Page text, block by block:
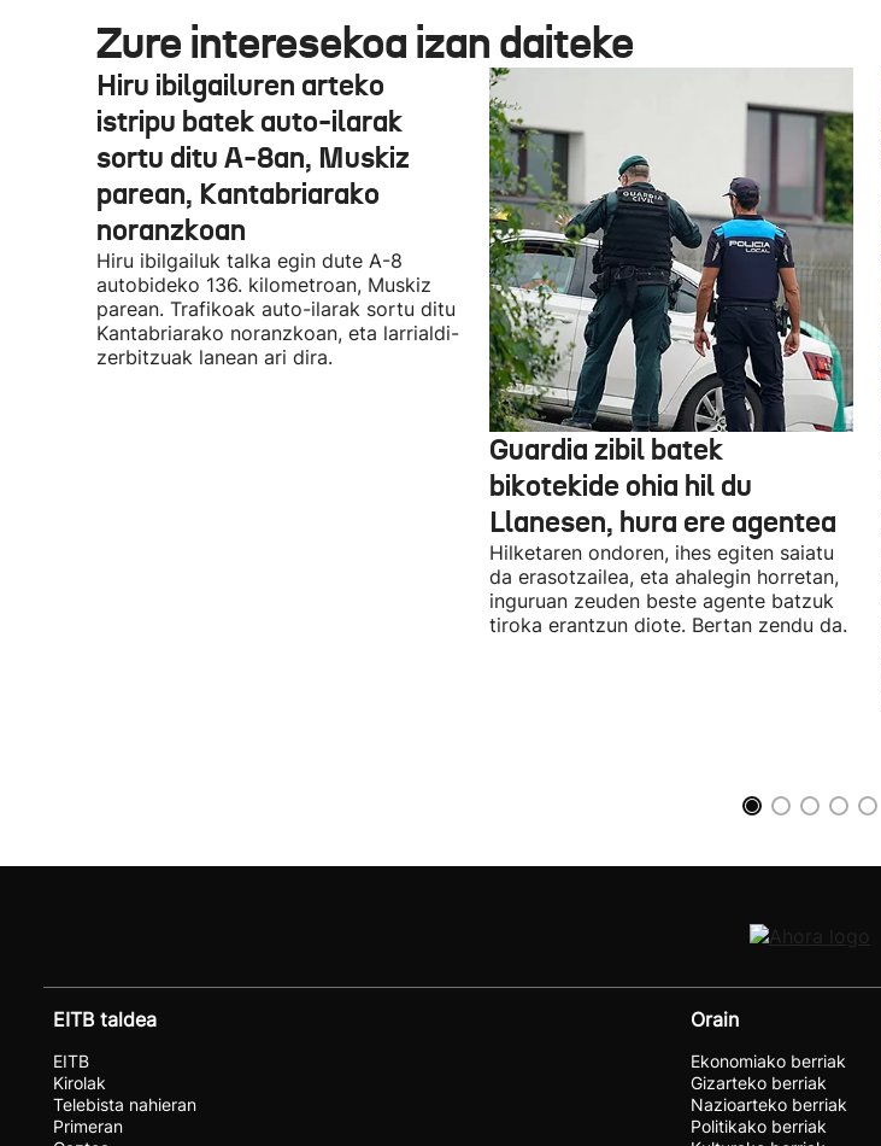
Zure interesekoa izan daiteke
Hiru ibilgailuren arteko
istripu batek auto-ilarak
sortu ditu A-8an, Muskiz
parean, Kantabriarako
noranzkoan
Hiru ibilgailuk talka egin dute A-8
autobideko 136. kilometroan, Muskiz
parean. Trafikoak auto-ilarak sortu ditu
Kantabriarako noranzkoan, eta larrialdi-
zerbitzuak lanean ari dira.
Guardia zibil batek
bikotekide ohia hil du
Llanesen, hura ere agentea
Hilketaren ondoren, ihes egiten saiatu
da erasotzailea, eta ahalegin horretan,
inguruan zeuden beste agente batzuk
tiroka erantzun diote. Bertan zendu da.
EITB taldea
EITB
Kirolak
Telebista nahieran
Primeran
Orain
Ekonomiako berriak
Gizarteko berriak
Nazioarteko berriak
Politikako berriak